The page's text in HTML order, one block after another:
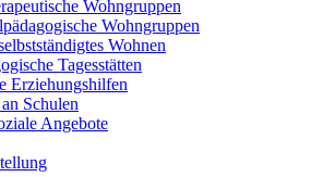
Wohngruppen
Wohngruppen
Wohnen
Tagesstätten
Erziehungshilfen
Schulen
Angebote